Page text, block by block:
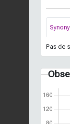
Pas de